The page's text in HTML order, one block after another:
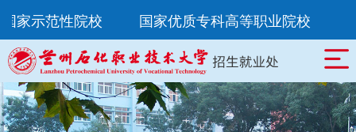
家示范性院校 国家优质专科高等职业院校